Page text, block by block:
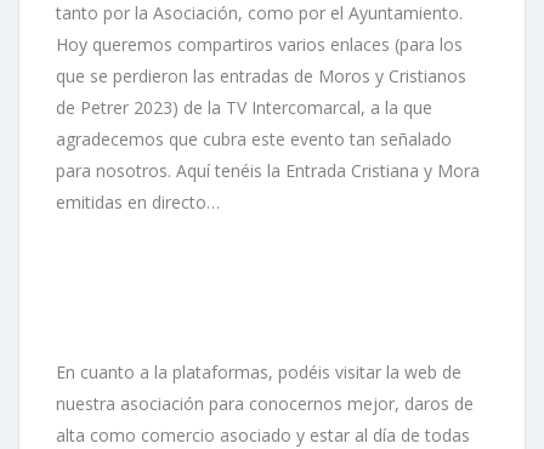
tanto por la Asociación, como por el Ayuntamiento.
Hoy queremos compartiros varios enlaces (para los
que se perdieron las entradas de Moros y Cristianos
de Petrer 2023) de la TV Intercomarcal, a la que
agradecemos que cubra este evento tan señalado
para nosotros. Aquí tenéis la Entrada Cristiana y Mora
emitidas en directo…
En cuanto a la plataformas, podéis visitar la web de
nuestra asociación para conocernos mejor, daros de
alta como comercio asociado y estar al día de todas